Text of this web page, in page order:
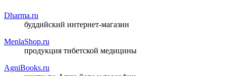
Dharma.ru
буддийский интернет-магазин
MenlaShop.ru
продукция тибетской медицины
AgniBooks.ru